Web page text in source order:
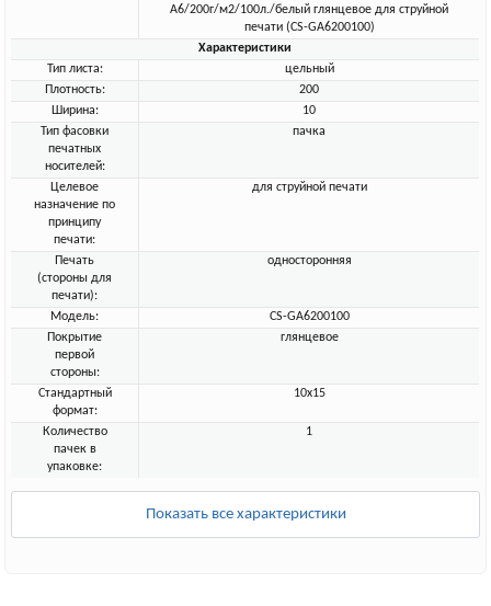
A6/200г/м2/100л./белый глянцевое для струйной
печати (CS-GA6200100)
Характеристики
Тип листа:
цельный
Плотность:
200
Ширина:
10
Тип фасовки
печатных
носителей:
пачка
Целевое
назначение по
принципу
печати:
для струйной печати
Печать
(стороны для
печати):
односторонняя
Модель:
CS-GA6200100
Покрытие
первой
стороны:
глянцевое
Стандартный
формат:
10x15
Количество
пачек в
упаковке:
1
Показать все характеристики